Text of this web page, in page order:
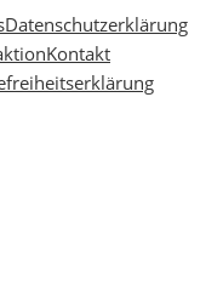
Datenschutzerklärung
Kontakt